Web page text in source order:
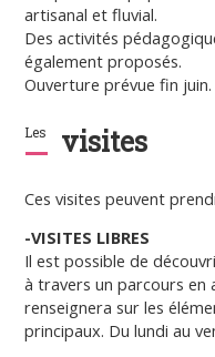
artisanal et fluvial.
Des activités
également proposés.
Ouverture prévue fin juin.
Les visites
Ces visites peuvent
-VISITES LIBRES
Il est possible de
à travers un parcours en
renseignera sur les
principaux. Du lundi au